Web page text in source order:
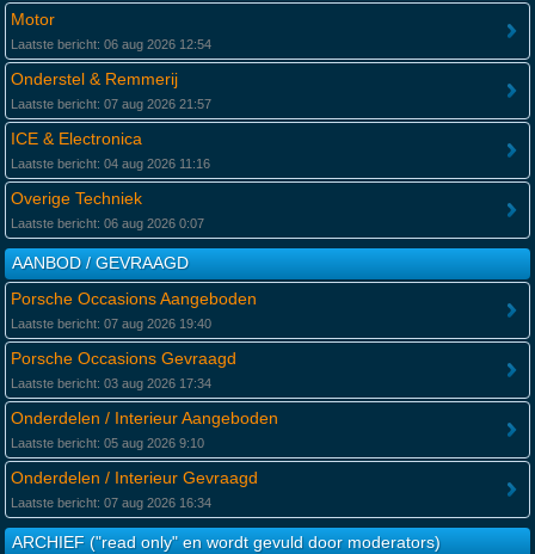
Motor
Laatste bericht: 06 aug 2026 12:54
Onderstel & Remmerij
Laatste bericht: 07 aug 2026 21:57
ICE & Electronica
Laatste bericht: 04 aug 2026 11:16
Overige Techniek
Laatste bericht: 06 aug 2026 0:07
AANBOD / GEVRAAGD
Porsche Occasions Aangeboden
Laatste bericht: 07 aug 2026 19:40
Porsche Occasions Gevraagd
Laatste bericht: 03 aug 2026 17:34
Onderdelen / Interieur Aangeboden
Laatste bericht: 05 aug 2026 9:10
Onderdelen / Interieur Gevraagd
Laatste bericht: 07 aug 2026 16:34
ARCHIEF ("read only" en wordt gevuld door moderators)